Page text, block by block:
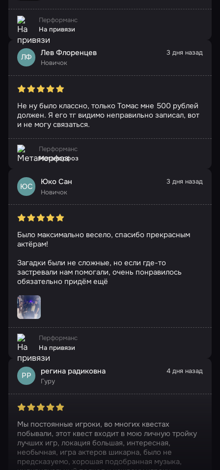
Перформанс
На привязи
ЛФ Лев Флоренцев
Новичок
3 дня назад
Не ну было классно, только Томас мне 500 рублей
должен. Я его тг видимо неправильно записал, вот
и не могу связаться.
Перформанс
Метаморфоз
ЮС Юко Сан
Новичок
3 дня назад
Было максимально весело, спасибо прекрасным
актёрам!
Загадки были не сложные, но если где-то
застревали нам помогали, очень понравилось
обязательно придём ещё
Перформанс
На привязи
РР регина радиковна
Гуру
4 дня назад
Мы постоянные игроки, во многих квестах
побывали, этот квест входит в мою личную тройку
лучших игр, локация большая, интересная,
необычная, игра актеров шикарна, было не
предсказуемо, хорошая подобранная музыка,